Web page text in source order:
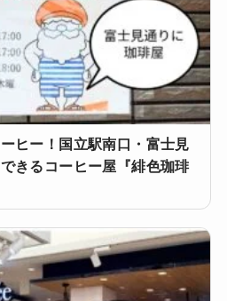
ヒー！国立駅南口・富士見
きるコーヒー屋『緋色珈琲